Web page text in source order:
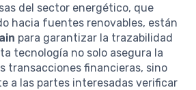
del sector energético, que
hacia fuentes renovables, están
para garantizar la trazabilidad
tecnología no solo asegura la
transacciones financieras, sino
a las partes interesadas verificar